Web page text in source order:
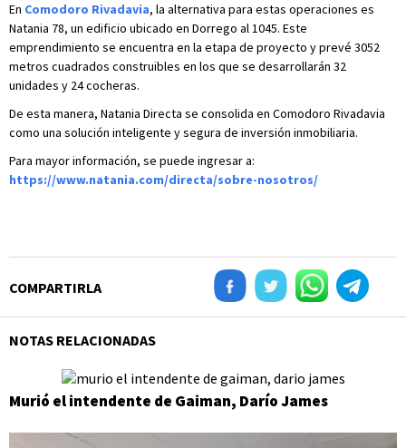
En Comodoro Rivadavia, la alternativa para estas operaciones es
Natania 78, un edificio ubicado en Dorrego al 1045. Este
emprendimiento se encuentra en la etapa de proyecto y prevé 3052
metros cuadrados construibles en los que se desarrollarán 32
unidades y 24 cocheras.
De esta manera, Natania Directa se consolida en Comodoro Rivadavia
como una solución inteligente y segura de inversión inmobiliaria.
Para mayor información, se puede ingresar a:
https://www.natania.com/directa/sobre-nosotros/
COMPARTIRLA
NOTAS RELACIONADAS
Murió el intendente de Gaiman, Darío James